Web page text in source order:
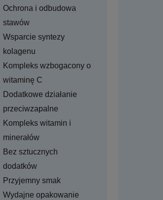
Ochrona i odbudowa
stawów
Wsparcie syntezy
kolagenu
Kompleks wzbogacony o
witaminę C
Dodatkowe działanie
przeciwzapalne
Kompleks witamin i
minerałów
Bez sztucznych
dodatków
Przyjemny smak
Wydajne opakowanie